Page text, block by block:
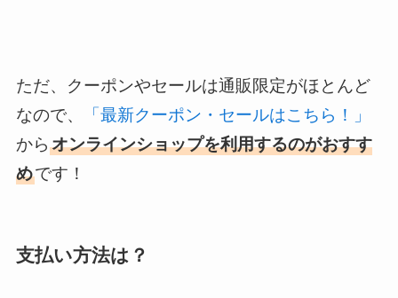
ただ、クーポンやセールは通販限定がほとんど
なので、
「最新クーポン・セールはこちら！」
から オンラインショップを利用するのがおすす
めです！
支払い方法は？